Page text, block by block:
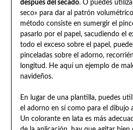
después del secado. O puedes
seco» para dar al patrón
método consiste en sumergir el
pasarlo por el papel, sacudiendo el
todo el exceso sobre el papel,
pinceladas sobre el adorno,
longitud. He aquí un ejemplo de
navideños.
En lugar de una plantilla, puedes
el adorno en sí como para el dibujo
Un colorante en lata es más